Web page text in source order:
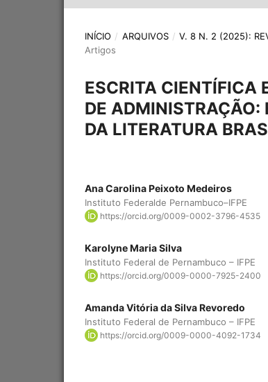
INÍCIO / ARQUIVOS / V. 8 N. 2 (2025):
Artigos
ESCRITA CIENTÍFICA
DE
DA LITERATURA
Ana Carolina Peixoto Medeiros
Instituto Federalde Pernambuco–IFPE
https://orcid.org/0009-0002-3796-4535
Karolyne Maria Silva
Instituto Federal de Pernambuco – IFPE
https://orcid.org/0009-0000-7925-2400
Amanda Vitória da Silva Revoredo
Instituto Federal de Pernambuco – IFPE
https://orcid.org/0009-0000-4092-1734